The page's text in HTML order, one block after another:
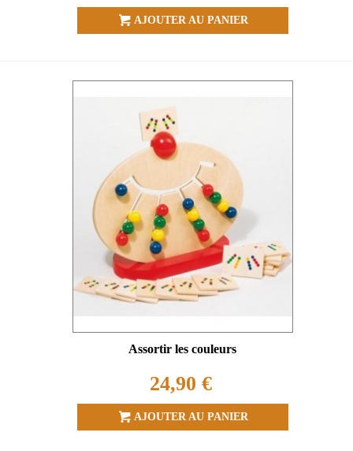
AJOUTER AU PANIER
Assortir les couleurs
24,90 €
AJOUTER AU PANIER